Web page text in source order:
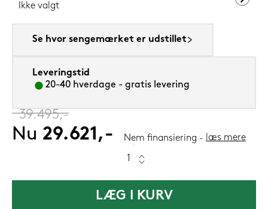
Ikke valgt
Se hvor sengemærket er udstillet
Leveringstid
20-40 hverdage - gratis levering
‎39.495,-
Nu 29.621,- Nem finansiering læs mere
LÆG I KURV